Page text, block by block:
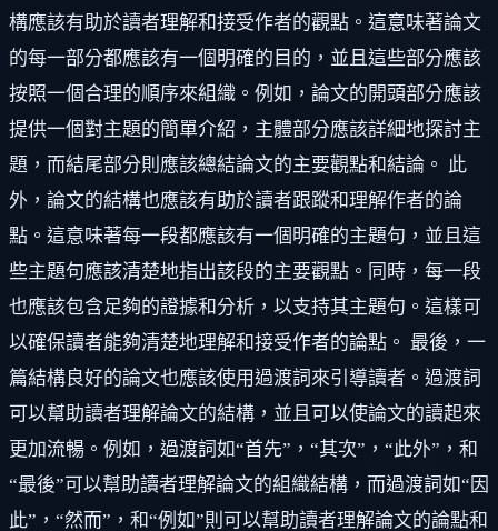
構應該有助於讀者理解和接受作者的觀點。這意味著論文
的每一部分都應該有一個明確的目的，並且這些部分應該
按照一個合理的順序來組織。例如，論文的開頭部分應該
提供一個對主題的簡單介紹，主體部分應該詳細地探討主
題，而結尾部分則應該總結論文的主要觀點和結論。 此
外，論文的結構也應該有助於讀者跟蹤和理解作者的論
點。這意味著每一段都應該有一個明確的主題句，並且這
些主題句應該清楚地指出該段的主要觀點。同時，每一段
也應該包含足夠的證據和分析，以支持其主題句。這樣可
以確保讀者能夠清楚地理解和接受作者的論點。 最後，一
篇結構良好的論文也應該使用過渡詞來引導讀者。過渡詞
可以幫助讀者理解論文的結構，並且可以使論文的讀起來
更加流暢。例如，過渡詞如“首先”，“其次”，“此外”，和
“最後”可以幫助讀者理解論文的組織結構，而過渡詞如“因
此”，“然而”，和“例如”則可以幫助讀者理解論文的論點和